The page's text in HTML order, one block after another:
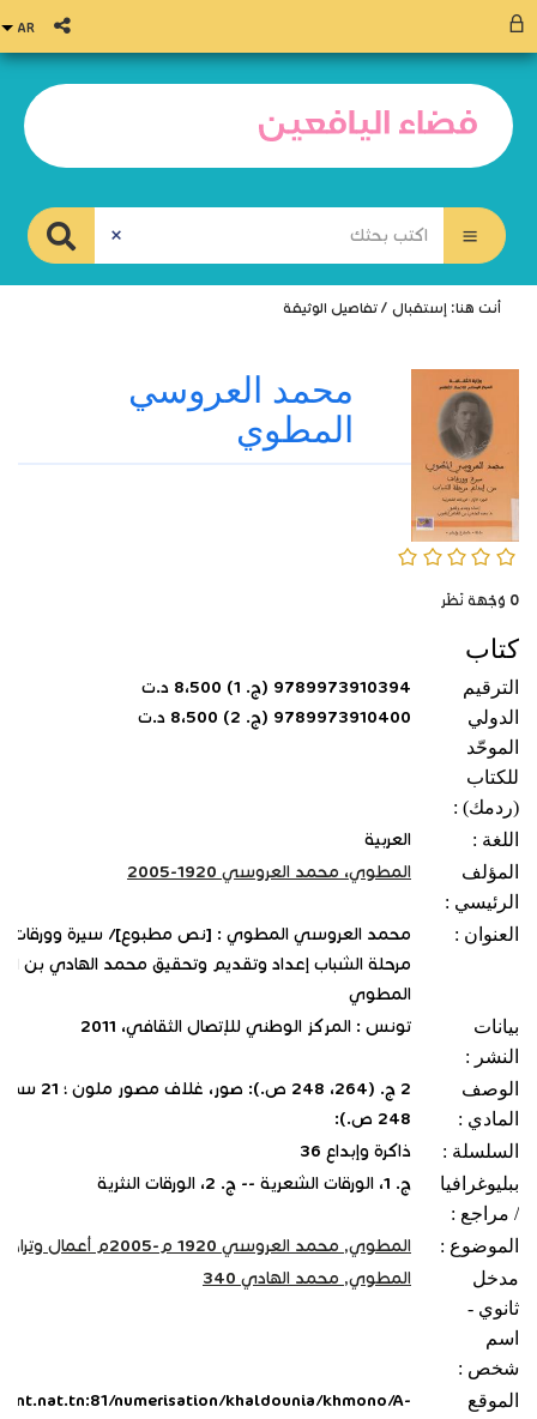
أنت هنا: إستقبال / تفاصيل الوثيقة
0/5
0 وُجْهَة نَظَر
محمد العروسي
المطوي
كتاب
الترقيم
الدولي
الموحّد
للكتاب
(ردمك) :
9789973910394 (ج. 1) 8،500 د.ت
9789973910400 (ج. 2) 8،500 د.ت
اللغة :
العربية
المؤلف
الرئيسي :
المطوي، محمد العروسي 1920-2005
العنوان :
محمد العروسي المطوي : [نص مطبوع]/ سيرة وورقات
مرحلة الشباب إعداد وتقديم وتحقيق محمد الهادي بن
المطوي
بيانات
النشر :
تونس : المركز الوطني للإتصال الثقافي‏، ‏2011
الوصف
المادي :
248 ص.):
السلسلة :
ذاكرة وإبداع ‏36
ببليوغرافيا
/ مراجع :
ج. 1، الورقات الشعرية‏ -- ‏ج. 2، الورقات النثرية
الموضوع :
المطوي, محمد العروسي‏ ‏1920 م-2005م أعمال وتراجم‏
مدخل
ثانوي -
اسم
شخص :
المطوي, محمد الهادي 340
الموقع
numerisation/khaldounia/khmono/A-